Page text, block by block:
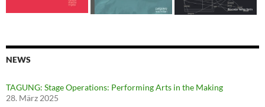
NEWS
TAGUNG: Stage Operations: Performing Arts in the Making
28. März 2025